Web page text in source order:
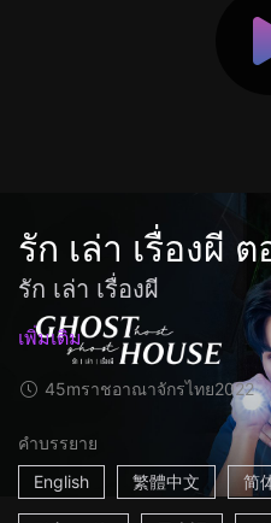
รัก เล่า เรื่องผี
รัก เล่า เรื่องผี
เพิ่มเติม
45mราชอาณาจักรไทย2022
คำบรรยาย
English
繁體中文 简